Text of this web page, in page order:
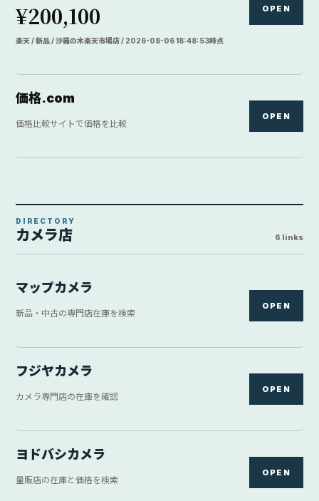
¥200,100
楽天 / 新品 / 沙羅の木楽天市場店 / 2026-08-06 18:48:53時点
OPEN
価格.com
価格比較サイトで価格を比較
OPEN
DIRECTORY
カメラ店 6 links
マップカメラ
新品・中古の専門店在庫を検索
OPEN
フジヤカメラ
カメラ専門店の在庫を確認
OPEN
ヨドバシカメラ
量販店の在庫と価格を検索
OPEN